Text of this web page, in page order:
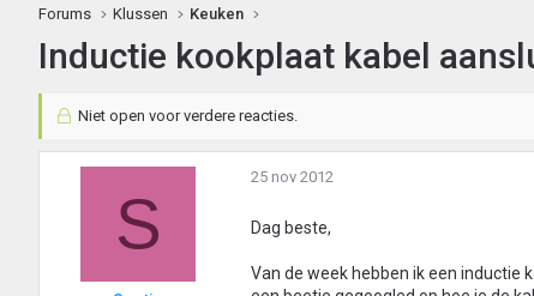
Forums Klussen Keuken
Inductie kookplaat kabel
Niet open voor verdere reacties.
S
25 nov 2012
Dag beste,
Van de week hebben ik een inductie